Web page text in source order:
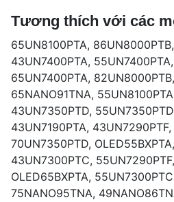
Tương thích với các
65UN8100PTA,
43UN7400PTA,
65UN7400PTA,
65NANO91TNA,
43UN7350PTD,
43UN7190PTA,
70UN7350PTD,
43UN7300PTC,
OLED65BXPTA,
75NANO95TNA,